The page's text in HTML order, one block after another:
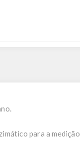
para a medição